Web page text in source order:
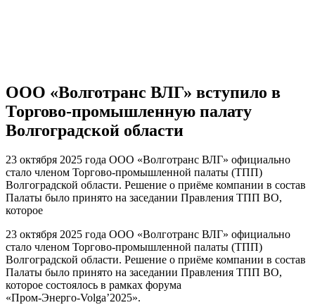
ООО «Волготранс ВЛГ» вступило в
Торгово‑промышленную палату
Волгоградской области
23 октября 2025 года ООО «Волготранс ВЛГ» официально
стало членом Торгово‑промышленной палаты (ТПП)
Волгоградской области. Решение о приёме компании в состав
Палаты было принято на заседании Правления ТПП ВО,
которое
23 октября 2025 года ООО «Волготранс ВЛГ» официально
стало членом Торгово‑промышленной палаты (ТПП)
Волгоградской области. Решение о приёме компании в состав
Палаты было принято на заседании Правления ТПП ВО,
которое состоялось в рамках форума
«Пром‑Энерго‑Volga’2025».